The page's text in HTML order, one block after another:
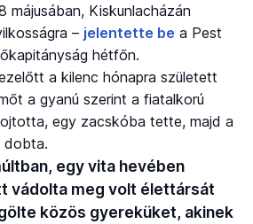
májusában, Kiskunlacházán
– jelentette be a Pest
hétfőn.
a kilenc hónapra született
a gyanú szerint a fiatalkorú
egy zacskóba tette, majd a
dobta.
egy vita hevében
vádolta meg volt élettársát
közös gyereküket, akinek